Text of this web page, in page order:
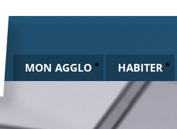
MON AGGLO HABITER